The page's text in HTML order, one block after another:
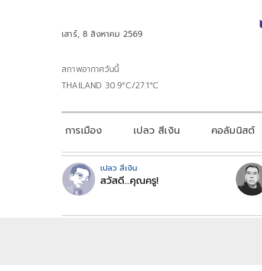
เสาร์, 8 สิงหาคม 2569
สภาพอากาศวันนี้
THAILAND 30.9°C/27.1°C
การเมือง เปลว สีเงิน คอลัมนิสต์
เปลว สีเงิน
สวัสดี...คุณครู!